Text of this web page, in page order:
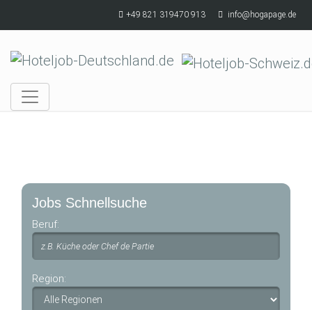
+49 821 319470 913 info@hogapage.de
Jobs Schnellsuche
Beruf:
Region: